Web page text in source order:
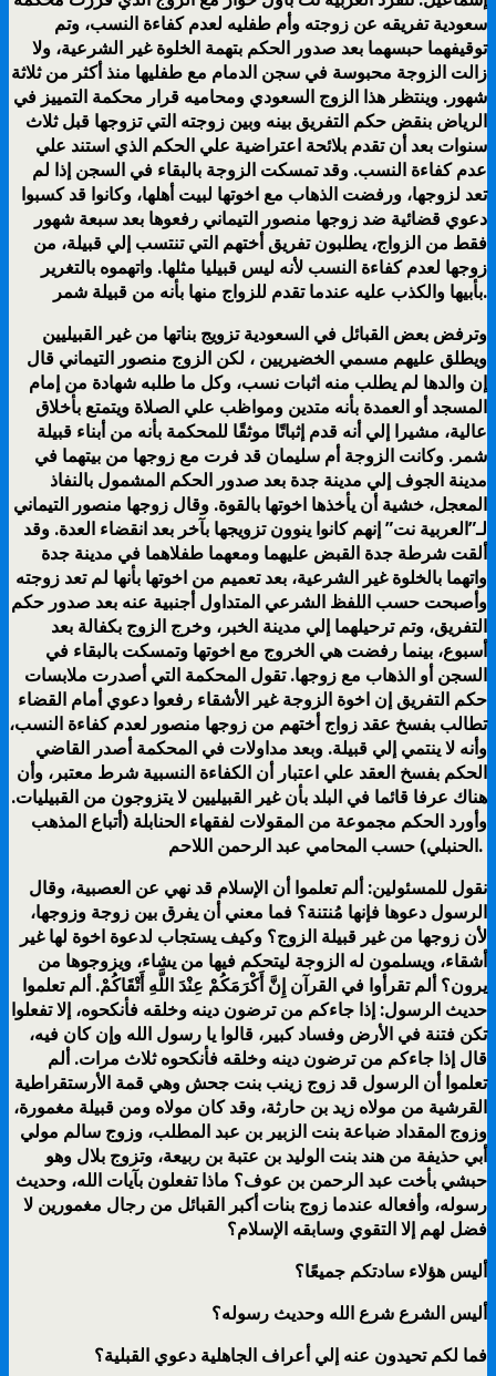
سعودية تفريقه عن زوجته وأم طفليه لعدم كفاءة النسب، وتم
توقيفهما حبسهما بعد صدور الحكم بتهمة الخلوة غير الشرعية، ولا
زالت الزوجة محبوسة في سجن الدمام مع طفليها منذ أكثر من ثلاثة
شهور. وينتظر هذا الزوج السعودي ومحاميه قرار محكمة التمييز في
الرياض بنقض حكم التفريق بينه وبين زوجته التي تزوجها قبل ثلاث
سنوات بعد أن تقدم بلائحة اعتراضية علي الحكم الذي استند علي
عدم كفاءة النسب. وقد تمسكت الزوجة بالبقاء في السجن إذا لم
تعد لزوجها، ورفضت الذهاب مع اخوتها لبيت أهلها، وكانوا قد كسبوا
دعوي قضائية ضد زوجها منصور التيماني رفعوها بعد سبعة شهور
فقط من الزواج، يطلبون تفريق أختهم التي تنتسب إلي قبيلة، من
زوجها لعدم كفاءة النسب لأنه ليس قبيليا مثلها. واتهموه بالتغرير
بأبيها والكذب عليه عندما تقدم للزواج منها بأنه من قبيلة شمر.
وترفض بعض القبائل في السعودية تزويج بناتها من غير القبيليين
ويطلق عليهم مسمي الخضيريين ، لكن الزوج منصور التيماني قال
إن والدها لم يطلب منه اثبات نسب، وكل ما طلبه شهادة من إمام
المسجد أو العمدة بأنه متدين ومواظب علي الصلاة ويتمتع بأخلاق
عالية، مشيرا إلي أنه قدم إثباتًا موثقًا للمحكمة بأنه من أبناء قبيلة
شمر. وكانت الزوجة أم سليمان قد فرت مع زوجها من بيتهما في
مدينة الجوف إلي مدينة جدة بعد صدور الحكم المشمول بالنفاذ
المعجل، خشية أن يأخذها اخوتها بالقوة. وقال زوجها منصور التيماني
لـ”العربية نت” إنهم كانوا ينوون تزويجها بآخر بعد انقضاء العدة. وقد
ألقت شرطة جدة القبض عليهما ومعهما طفلاهما في مدينة جدة
واتهما بالخلوة غير الشرعية، بعد تعميم من اخوتها بأنها لم تعد زوجته
وأصبحت حسب اللفظ الشرعي المتداول أجنبية عنه بعد صدور حكم
التفريق، وتم ترحيلهما إلي مدينة الخبر، وخرج الزوج بكفالة بعد
أسبوع، بينما رفضت هي الخروج مع اخوتها وتمسكت بالبقاء في
السجن أو الذهاب مع زوجها. تقول المحكمة التي أصدرت ملابسات
حكم التفريق إن اخوة الزوجة غير الأشقاء رفعوا دعوي أمام القضاء
تطالب بفسخ عقد زواج أختهم من زوجها منصور لعدم كفاءة النسب،
وأنه لا ينتمي إلي قبيلة. وبعد مداولات في المحكمة أصدر القاضي
الحكم بفسخ العقد علي اعتبار أن الكفاءة النسبية شرط معتبر، وأن
هناك عرفا قائما في البلد بأن غير القبيليين لا يتزوجون من القبيليات.
وأورد الحكم مجموعة من المقولات لفقهاء الحنابلة (أتباع المذهب
الحنبلي) حسب المحامي عبد الرحمن اللاحم.
نقول للمسئولين: ألم تعلموا أن الإسلام قد نهي عن العصبية، وقال
الرسول دعوها فإنها مُنتنة؟ فما معني أن يفرق بين زوجة وزوجها،
لأن زوجها من غير قبيلة الزوج؟ وكيف يستجاب لدعوة اخوة لها غير
أشقاء، ويسلمون له الزوجة ليتحكم فيها من يشاء، ويزوجوها من
يرون؟ ألم تقرأوا في القرآن إِنَّ أَكْرَمَكُمْ عِنْدَ اللَّهِ أَتْقَاكُمْ. ألم تعلموا
حديث الرسول: إذا جاءكم من ترضون دينه وخلقه فأنكحوه، إلا تفعلوا
تكن فتنة في الأرض وفساد كبير، قالوا يا رسول الله وإن كان فيه،
قال إذا جاءكم من ترضون دينه وخلقه فأنكحوه ثلاث مرات. ألم
تعلموا أن الرسول قد زوج زينب بنت جحش وهي قمة الأرستقراطية
القرشية من مولاه زيد بن حارثة، وقد كان مولاه ومن قبيلة مغمورة،
وزوج المقداد ضباعة بنت الزبير بن عبد المطلب، وزوج سالم مولي
أبي حذيفة من هند بنت الوليد بن عتبة بن ربيعة، وتزوج بلال وهو
حبشي بأخت عبد الرحمن بن عوف؟ ماذا تفعلون بآيات الله، وحديث
رسوله، وأفعاله عندما زوج بنات أكبر القبائل من رجال مغمورين لا
فضل لهم إلا التقوي وسابقه الإسلام؟
أليس هؤلاء سادتكم جميعًا؟
أليس الشرع شرع الله وحديث رسوله؟
فما لكم تحيدون عنه إلي أعراف الجاهلية دعوي القبلية؟